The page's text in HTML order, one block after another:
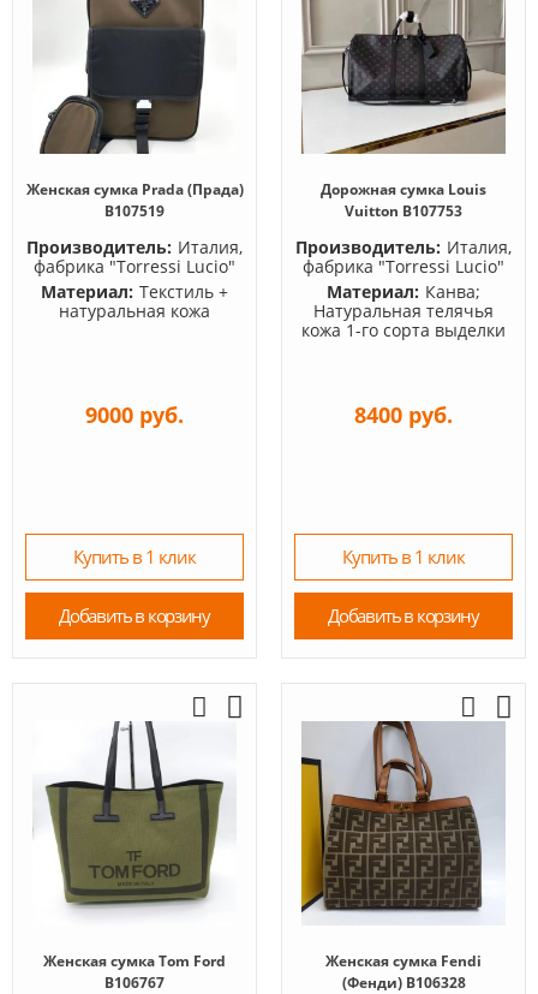
Женская сумка Prada (Прада)
B107519
Производитель: Италия,
фабрика "Torressi Lucio"
Материал: Текстиль +
натуральная кожа
9000 руб.
Купить в 1 клик
Добавить в корзину
Дорожная сумка Louis
Vuitton B107753
Производитель: Италия,
фабрика "Torressi Lucio"
Материал: Канва;
Натуральная телячья
кожа 1-го сорта выделки
8400 руб.
Купить в 1 клик
Добавить в корзину
Женская сумка Tom Ford
B106767
Женская сумка Fendi
(Фенди) B106328